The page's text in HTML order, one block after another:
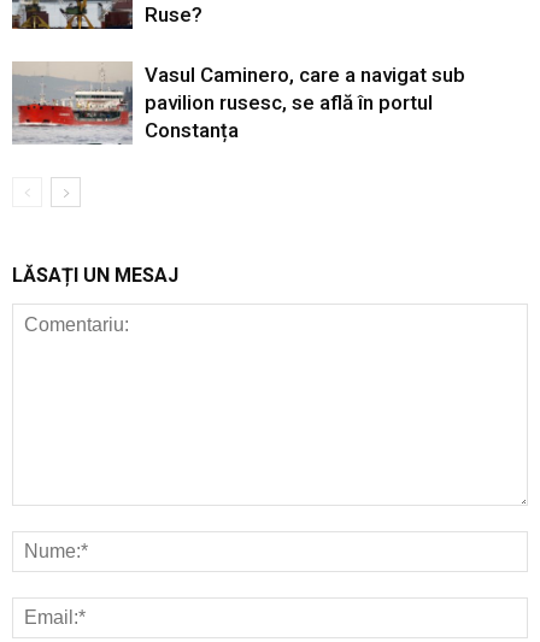
Ruse?
Vasul Caminero, care a navigat sub
pavilion rusesc, se află în portul
Constanța
LĂSAȚI UN MESAJ